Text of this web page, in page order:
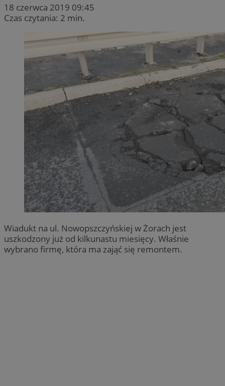
18 czerwca 2019 09:45
Czas czytania: 2 min.
Wiadukt na ul. Nowopszczyńskiej w Żorach jest
uszkodzony już od kilkunastu miesięcy. Właśnie
wybrano firmę, która ma zająć się remontem.